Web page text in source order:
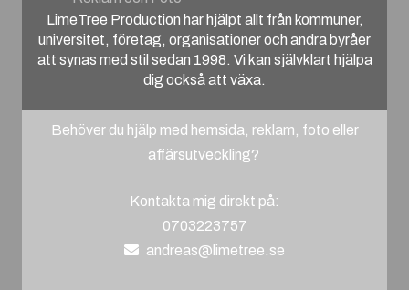
LimeTree Production har hjälpt allt från kommuner,
universitet, företag, organisationer och andra byråer
att synas med stil sedan 1998. Vi kan självklart hjälpa
dig också att växa.
Behöver du hjälp med hemsida, reklam, foto eller
affärsutveckling?
Kontakta mig direkt på:
0703223757
andreas@limetree.se